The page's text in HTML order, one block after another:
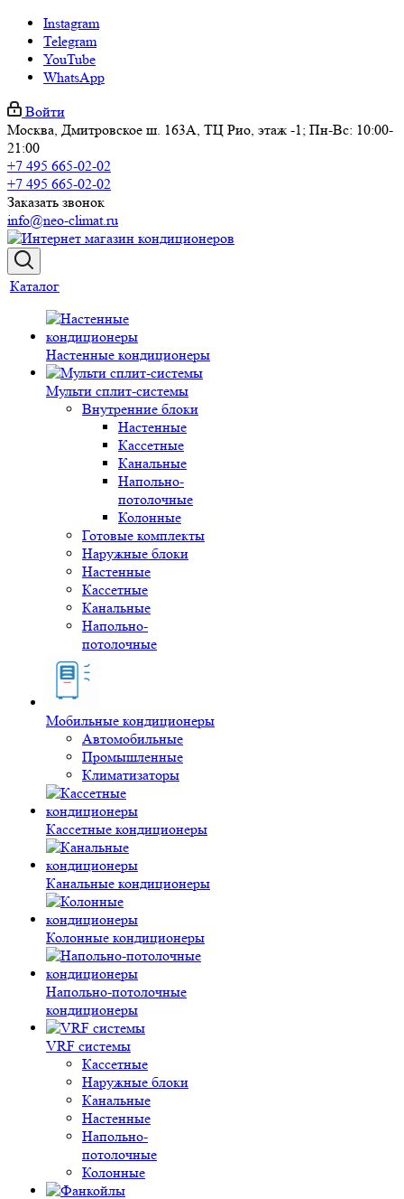
Instagram
Telegram
YouTube
WhatsApp
Войти
Москва, Дмитровское ш. 163А, ТЦ Рио, этаж -1; Пн-Вс: 10:00-
21:00
+7 495 665-02-02
+7 495 665-02-02
Заказать звонок
info@neo-climat.ru
Каталог
Настенные кондиционеры
Мульти сплит-системы
Внутренние блоки
Настенные
Кассетные
Канальные
Напольно-
потолочные
Колонные
Готовые комплекты
Наружные блоки
Настенные
Кассетные
Канальные
Напольно-
потолочные
Мобильные кондиционеры
Автомобильные
Промышленные
Климатизаторы
Кассетные кондиционеры
Канальные кондиционеры
Колонные кондиционеры
Напольно-потолочные
кондиционеры
VRF системы
Кассетные
Наружные блоки
Канальные
Настенные
Напольно-
потолочные
Колонные